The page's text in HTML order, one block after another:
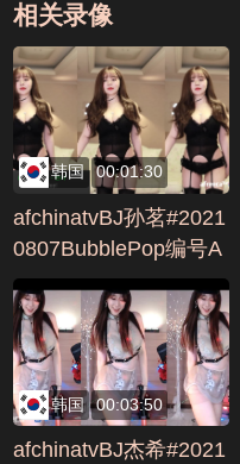
相关录像
韩国 00:01:30
afchinatvBJ孙茗#2021
0807BubblePop编号A
7FA9CA9
韩国 00:03:50
afchinatvBJ杰希#2021